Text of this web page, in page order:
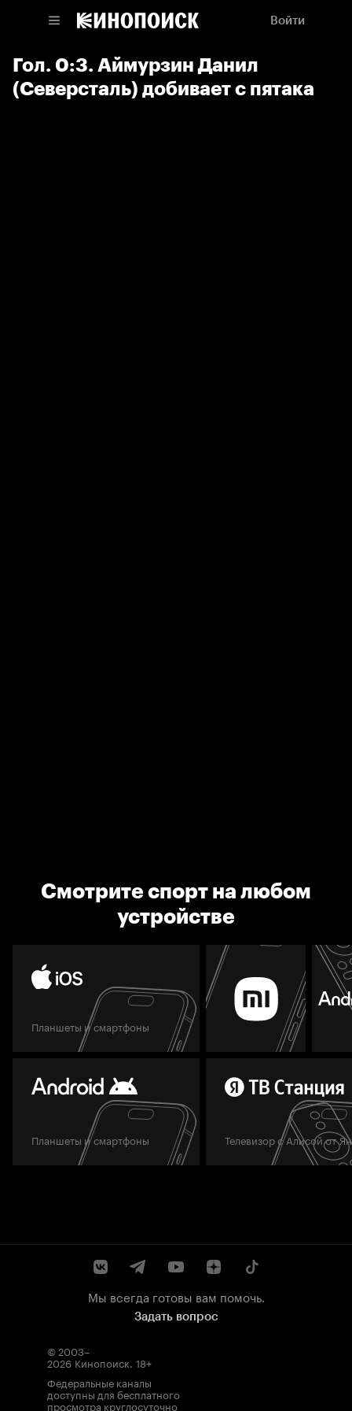
Войти
Гол. 0:3. Аймурзин Данил
(Северсталь) добивает с пятака
Смотрите спорт на любом
устройстве
Планшеты и смартфоны
Планшеты и смартфоны Телевизор с Алисой от
Мы всегда готовы вам помочь.
Задать вопрос
© 2003–
2026 Кинопоиск. 18+
Федеральные каналы
доступны для бесплатного
просмотра круглосуточно